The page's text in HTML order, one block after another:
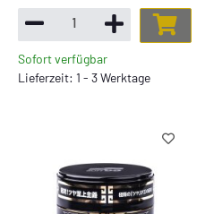
Sofort verfügbar
Lieferzeit: 1 - 3 Werktage